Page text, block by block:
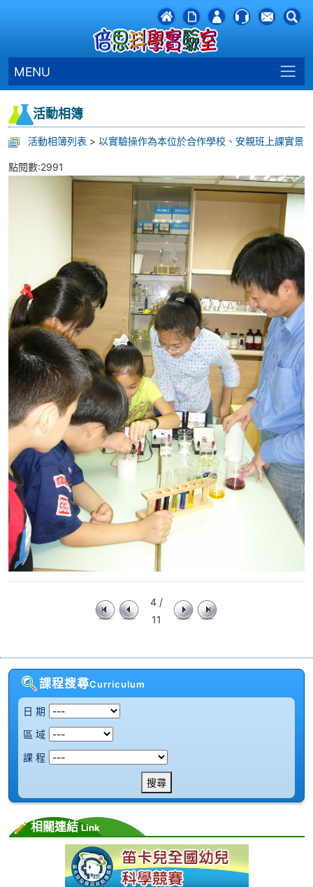
MENU
活動相簿
活動相簿列表 > 以實驗操作為本位於合作學校、安親班上課實景
點閱數:2991
4 /
11
課程搜尋Curriculum
日 期
區 域
課 程
搜尋
相關連結Link